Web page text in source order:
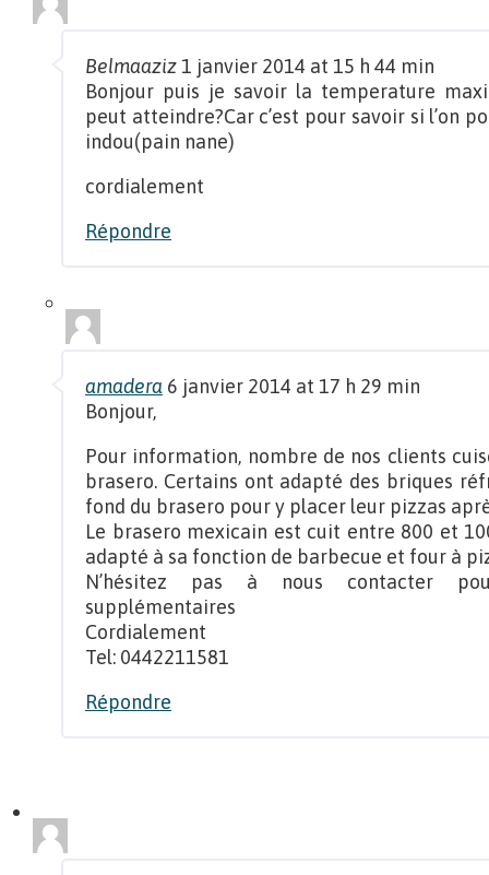
Belmaaziz 1 janvier 2014 at 15 h 44 min
Bonjour puis je savoir la temperature
peut atteindre?Car c’est pour savoir si l’on
indou(pain nane)
cordialement
Répondre
amadera 6 janvier 2014 at 17 h 29 min
Bonjour,
Pour information, nombre de nos clients
brasero. Certains ont adapté des briques
fond du brasero pour y placer leur pizzas
Le brasero mexicain est cuit entre 800 et
adapté à sa fonction de barbecue et four à
N’hésitez pas à nous contacter
supplémentaires
Cordialement
Tel: 0442211581
Répondre